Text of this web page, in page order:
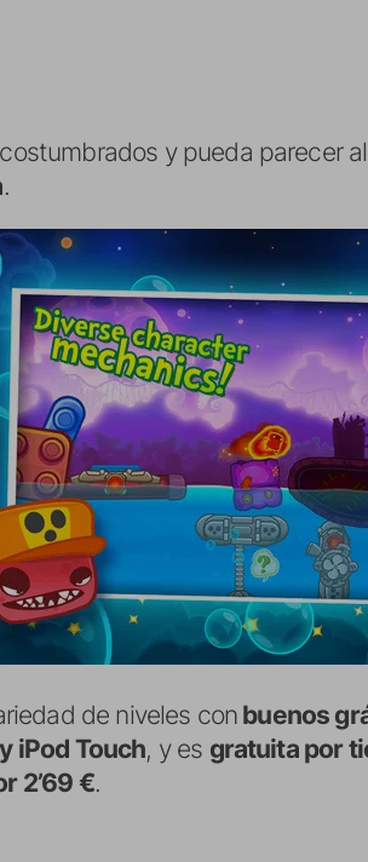
y pueda parecer
.
de niveles con buenos
iPod Touch, y es gratuita por
2’69 €.